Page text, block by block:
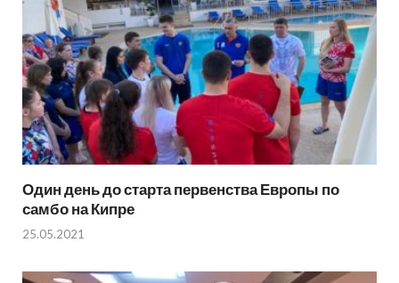
Один день до старта первенства Европы по
самбо на Кипре
25.05.2021